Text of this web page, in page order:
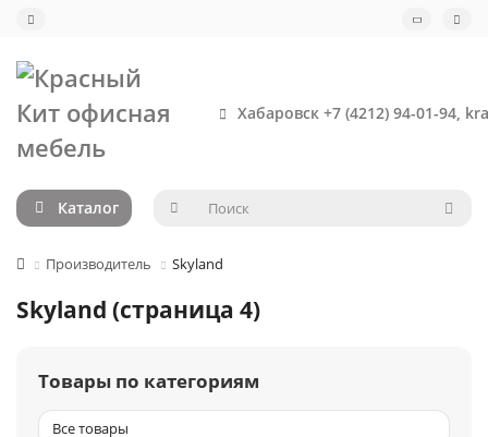
Хабаровск +7 (4212) 94-01-94,
Каталог
Производитель Skyland
Skyland (страница 4)
Товары по категориям